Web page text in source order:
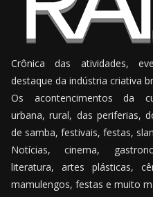
Crônica das atividades,
destaque da indústria criativa
Os acontencimentos da
urbana, rural, das periferias,
de samba, festivais, festas,
Notícias, cinema,
literatura, artes plásticas,
mamulengos, festas e muito